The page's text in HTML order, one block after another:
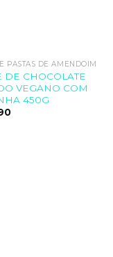
PASTAS DE AMENDOIM
DE CHOCOLATE
VEGANO COM
450G